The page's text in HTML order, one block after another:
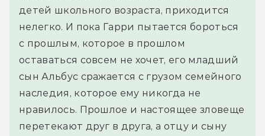
детей школьного возраста, приходится
нелегко. И пока Гарри пытается бороться
с прошлым, которое в прошлом
оставаться совсем не хочет, его младший
сын Альбус сражается с грузом семейного
наследия, которое ему никогда не
нравилось. Прошлое и настоящее зловеще
перетекают друг в друга, а отцу и сыну